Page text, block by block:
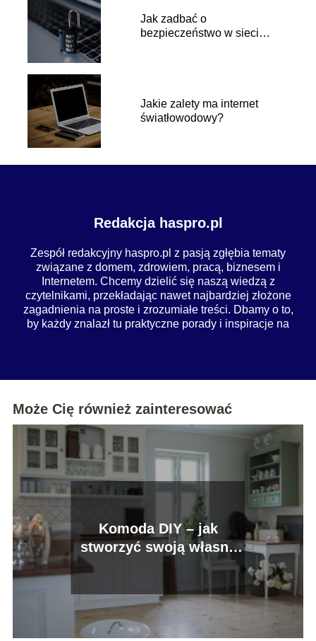
Jak zadbać o
bezpieczeństwo w sieci
Jakie zalety ma internet
światłowodowy?
Redakcja haspro.pl
Zespół redakcyjny haspro.pl z pasją zgłębia tematy
związane z domem, zdrowiem, pracą, biznesem i
Internetem. Chcemy dzielić się naszą wiedzą z
czytelnikami, przekładając nawet najbardziej złożone
zagadnienia na proste i zrozumiałe treści. Dbamy o to,
by każdy znalazł tu praktyczne porady i inspiracje na
Może Cię również zainteresować
Komoda DIY – jak
stworzyć swoją własną